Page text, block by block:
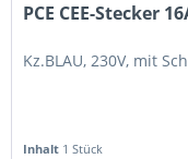
PCE CEE-Stecker
Kz.BLAU, 230V, mit
Inhalt 1 Stück